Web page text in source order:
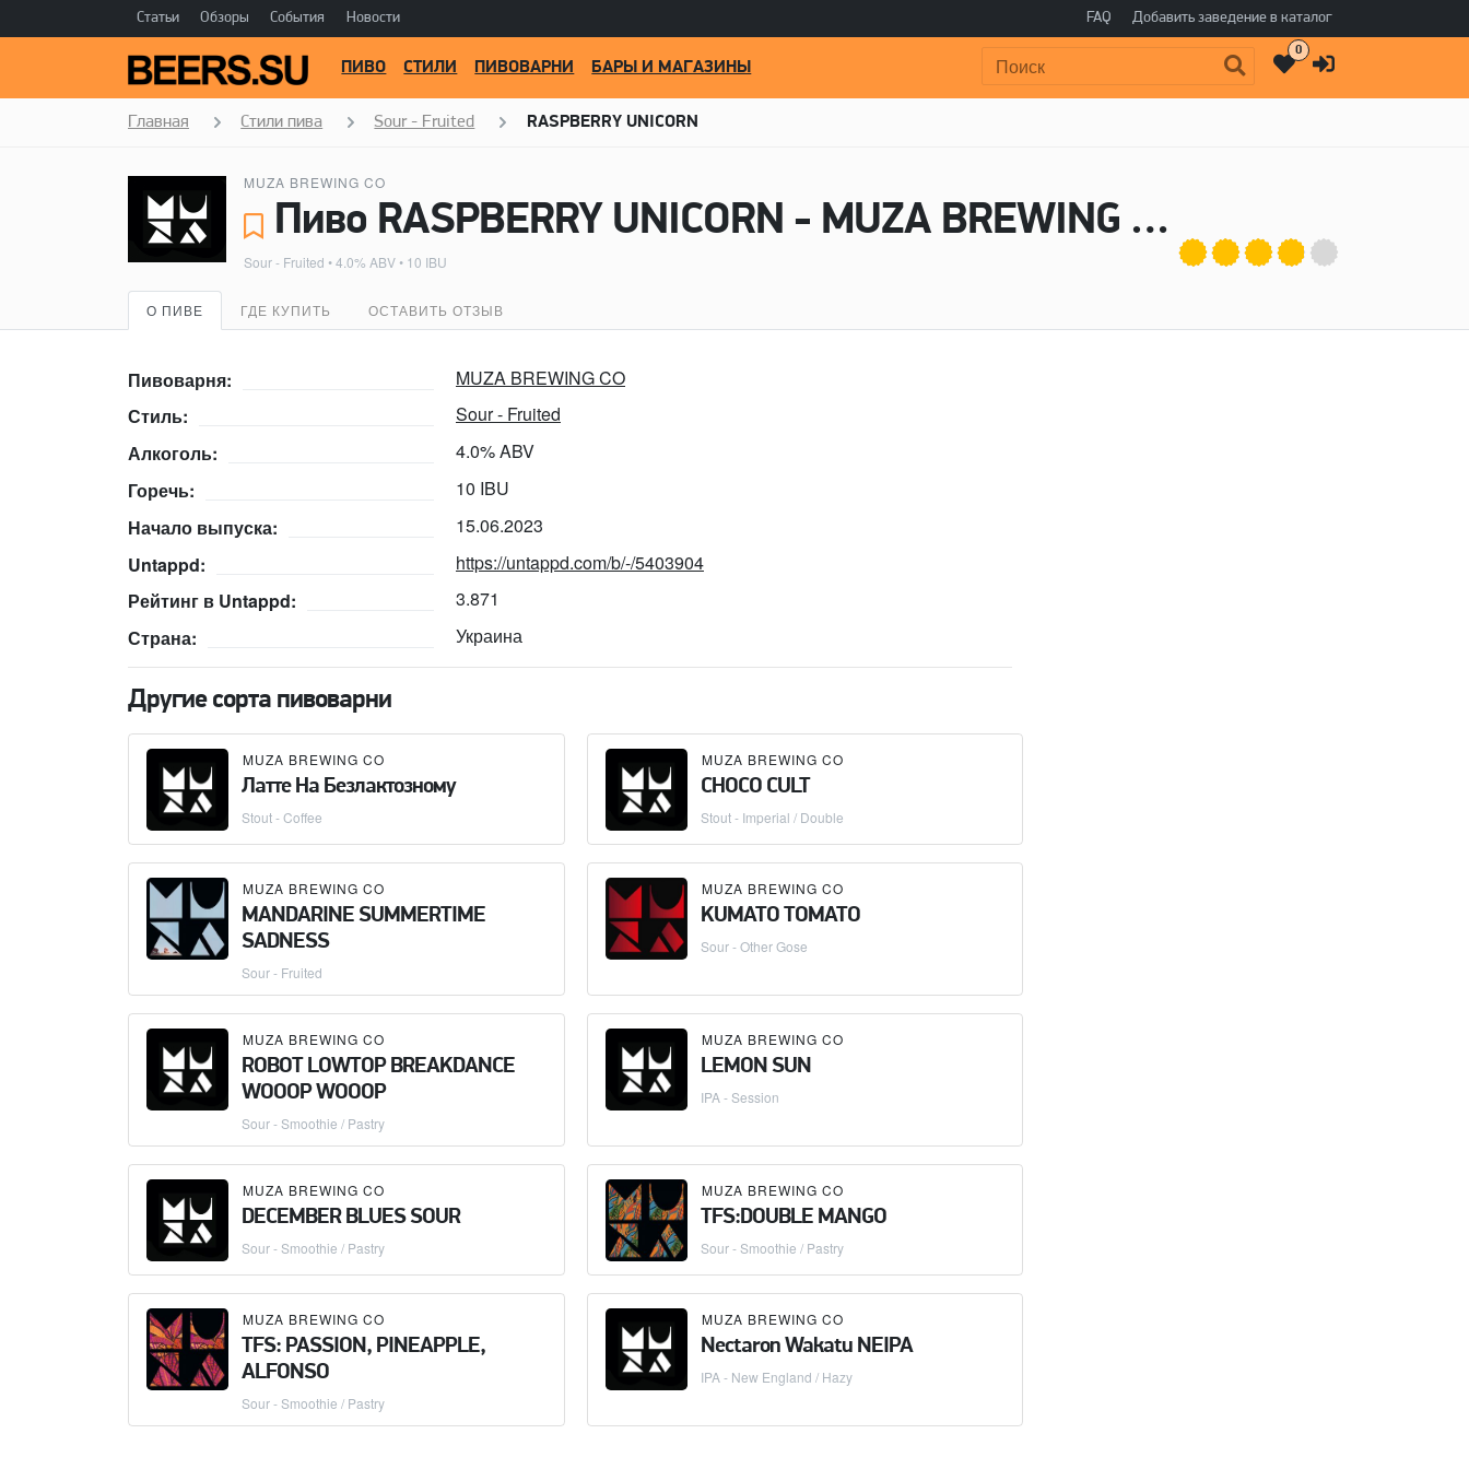
Статьи Обзоры События Новости FAQ Добавить заведение в каталог
Поиск:
ПИВО СТИЛИ ПИВОВАРНИ БАРЫ И МАГАЗИНЫ
0
Главная Стили пива Sour - Fruited RASPBERRY UNICORN
MUZA BREWING CO
Пиво RASPBERRY UNICORN - MUZA BREWING CO
Sour - Fruited • 4.0% ABV • 10 IBU
О ПИВЕ ГДЕ КУПИТЬ ОСТАВИТЬ ОТЗЫВ
Пивоварня:
MUZA BREWING CO
Стиль:
Sour - Fruited
Алкоголь:
4.0% ABV
Горечь:
10 IBU
Начало выпуска:
15.06.2023
Untappd:
https://untappd.com/b/-/5403904
Рейтинг в Untappd:
3.871
Страна:
Украина
Другие сорта пивоварни
MUZA BREWING CO
Латте На Безлактозному
Stout - Coffee
MUZA BREWING CO
CHOCO CULT
Stout - Imperial / Double
MUZA BREWING CO
MANDARINE SUMMERTIME
SADNESS
Sour - Fruited
MUZA BREWING CO
KUMATO TOMATO
Sour - Other Gose
MUZA BREWING CO
ROBOT LOWTOP BREAKDANCE
WOOOP WOOOP
Sour - Smoothie / Pastry
MUZA BREWING CO
LEMON SUN
IPA - Session
MUZA BREWING CO
DECEMBER BLUES SOUR
Sour - Smoothie / Pastry
MUZA BREWING CO
TFS:DOUBLE MANGO
Sour - Smoothie / Pastry
MUZA BREWING CO
TFS: PASSION, PINEAPPLE,
ALFONSO
Sour - Smoothie / Pastry
MUZA BREWING CO
Nectaron Wakatu NEIPA
IPA - New England / Hazy